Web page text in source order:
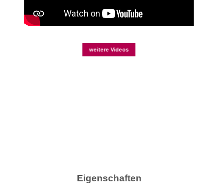
weitere Videos
Eigenschaften